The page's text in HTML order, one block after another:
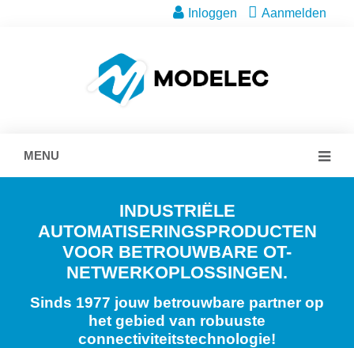
Inloggen Aanmelden
MENU
INDUSTRIËLE
AUTOMATISERINGSPRODUCTEN
VOOR BETROUWBARE OT-
NETWERKOPLOSSINGEN.
Sinds 1977 jouw betrouwbare partner op
het gebied van robuuste
connectiviteitstechnologie!